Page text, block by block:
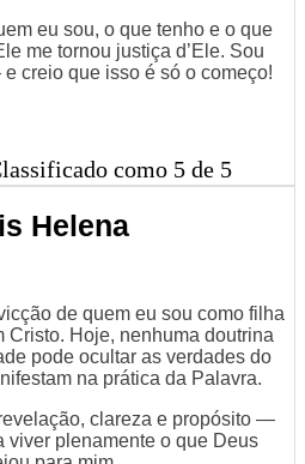
eu sou, o que tenho e o que
me tornou justiça d’Ele. Sou
creio que isso é só o começo!
como 5 de 5
Helena
de quem eu sou como filha
Cristo. Hoje, nenhuma doutrina
pode ocultar as verdades do
na prática da Palavra.
clareza e propósito —
viver plenamente o que Deus